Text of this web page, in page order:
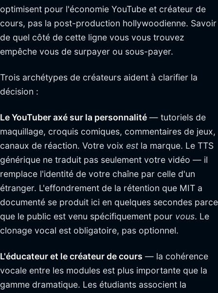
optimisent pour l'économie YouTube et créateur de
cours, pas la post-production hollywoodienne. Savoir
de quel côté de cette ligne vous vous trouvez
empêche vous de surpayer ou sous-payer.
Trois archétypes de créateurs aident à clarifier la
décision :
Le YouTuber axé sur la personnalité — tutoriels de
maquillage, croquis comiques, commentaires de jeux,
canaux de réaction. Votre voix estla marque. Le TTS
générique ne traduit pas seulement votre vidéo — il
remplace l'identité de votre chaîne par celle d'un
étranger. L'effondrement de la rétention que MIT a
documenté se produit ici en quelques secondes parce
que le public est venu spécifiquement pour vous. Le
clonage vocal est obligatoire, pas optionnel.
L'éducateur et le créateur de cours — la cohérence
vocale entre les modules est plus importante que la
gamme dramatique. Les étudiants associent la